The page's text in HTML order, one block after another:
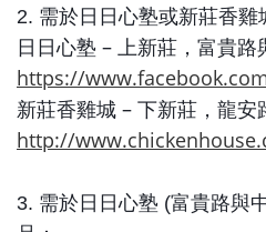
2. 需於日日心塾或新莊香雞
日日心塾 – 上新莊，富貴路
https://
新莊香雞城 – 下新莊，龍安
http://
3. 需於日日心塾 (富貴路與